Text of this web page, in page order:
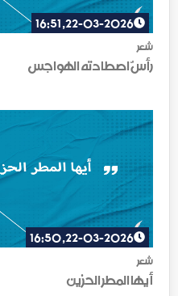
شعر
22-03-2026, 16:51
رأسٌ اصطادته الهواجس
شعر
22-03-2026, 16:50
أيها المطر الحزين